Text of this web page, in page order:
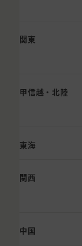
関東
甲信越・北陸
東海
関西
中国